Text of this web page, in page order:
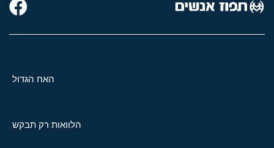
האח הגדול
הלוואות רק תבקש